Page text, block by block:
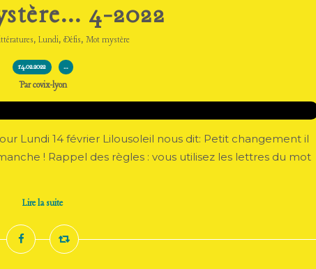
4-2022
, Lundi, Défis, Mot mystère
14.02.2022 …
Par covix-lyon
Lundi 14 février Lilousoleil nous dit: Petit changement il
! Rappel des règles : vous utilisez les lettres du mot
Lire la suite